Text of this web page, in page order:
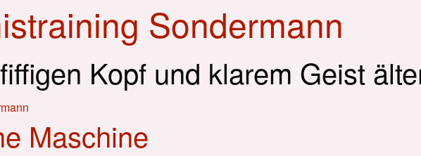
Sondermann
Kopf und klarem Geist
Maschine